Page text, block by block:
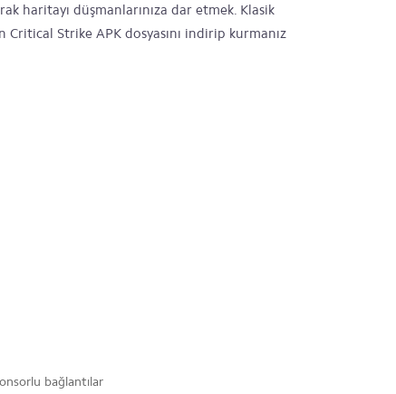
haritayı düşmanlarınıza dar etmek. Klasik
Strike APK dosyasını indirip kurmanız
bağlantılar